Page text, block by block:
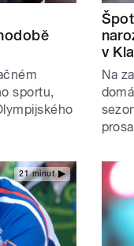
sportu,
v
Na
21 minut